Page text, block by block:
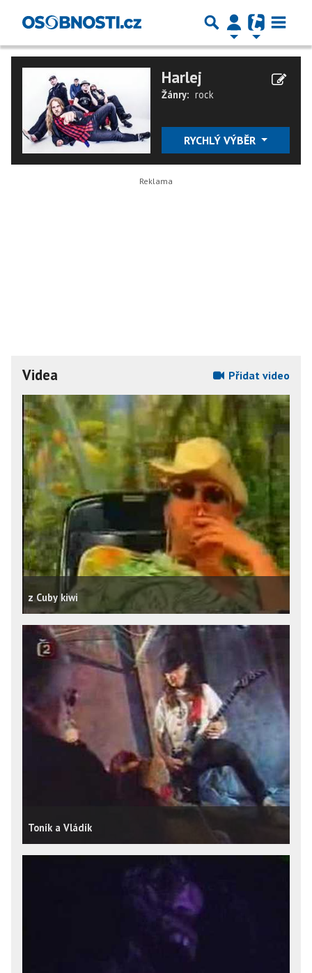
Harlej
Žánry: rock
RYCHLÝ VÝBĚR
Videa Přidat video
z Cuby kiwi
Toník a Vládík